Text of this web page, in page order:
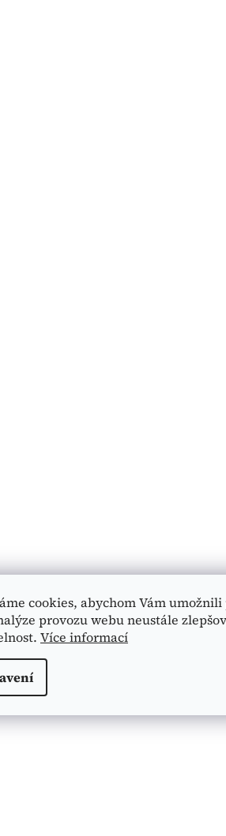
cookies, abychom Vám
provozu webu neustále
Více informací